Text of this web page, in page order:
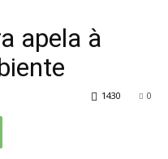
apela à
0
1430